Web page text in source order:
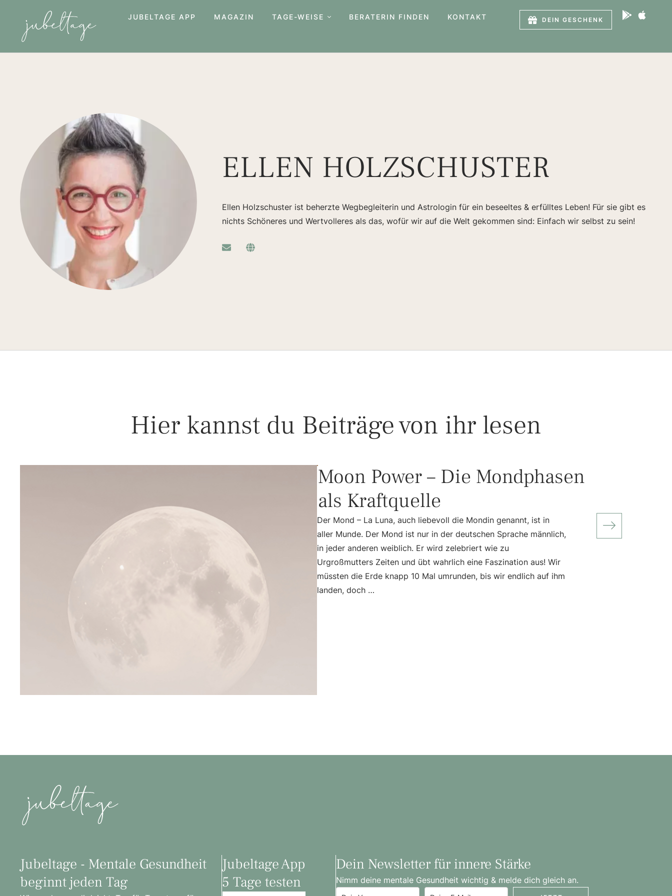
JUBELTAGE APP MAGAZIN TAGE-WEISE BERATERIN FINDEN KONTAKT DEIN GESCHENK
ELLEN HOLZSCHUSTER
Ellen Holzschuster ist beherzte Wegbegleiterin und Astrologin für ein beseeltes & erfülltes Leben! Für sie gibt es
nichts Schöneres und Wertvolleres als das, wofür wir auf die Welt gekommen sind: Einfach wir selbst zu sein!
Hier kannst du Beiträge von ihr lesen
Moon Power – Die Mondphasen
als Kraftquelle
Der Mond – La Luna, auch liebevoll die Mondin genannt, ist in
aller Munde. Der Mond ist nur in der deutschen Sprache männlich,
in jeder anderen weiblich. Er wird zelebriert wie zu
Urgroßmutters Zeiten und übt wahrlich eine Faszination aus! Wir
müssten die Erde knapp 10 Mal umrunden, bis wir endlich auf ihm
landen, doch …
Jubeltage - Mentale Gesundheit
beginnt jeden Tag
Jubeltage App
5 Tage testen
Dein Newsletter für innere Stärke
Nimm deine mentale Gesundheit wichtig & melde dich gleich an.